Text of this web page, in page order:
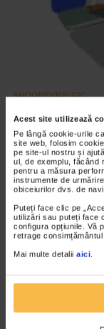
Acest site utilizează
Pe lângă cookie-urile
site web, folosim
pe site-ul nostru și
ul, de exemplu, făcând
pentru a măsura
instrumente de
obiceiurilor dvs. de
Puteți face clic pe
utilizări sau puteți face
configura opțiunile. Vă
retrage
Mai multe detalii aici
ANDONEVRALGIC
AUTOSTOP
2.882 vizualizari